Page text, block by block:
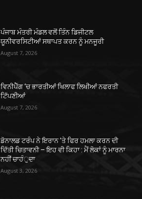
ਪੰਜਾਬ ਮੰਤਰੀ ਮੰਡਲ ਵਲੋਂ ਤਿੰਨ ਡਿਜੀਟਲ
ਯੂਨੀਵਰਸਿਟੀਆਂ ਸਥਾਪਤ ਕਰਨ ਨੂੰ ਮਨਜੂਰੀ
August 7, 2026
ਵਿਨੀਪੈੱਗ ‘ਚ ਭਾਰਤੀਆਂ ਖਿਲਾਫ ਲਿਖੀਆਂ ਨਫਰਤੀ
ਟਿੱਪਣੀਆਂ
August 7, 2026
ਡੋਨਾਲਡ ਟਰੰਪ ਨੇ ਇਰਾਨ ’ਤੇ ਫਿਰ ਹਮਲਾ ਕਰਨ ਦੀ
ਦਿੱਤੀ ਚਿਤਾਵਨੀ – ਇਹ ਵੀ ਕਿਹਾ : ਮੈਂ ਲੋਕਾਂ ਨੂੰ ਮਾਰਨਾ
ਨਹੀਂ ਚਾਹੰੁਦਾ
August 3, 2026